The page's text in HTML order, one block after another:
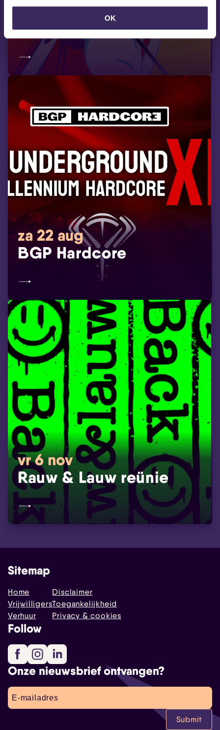
OK
vr 18 sep
80's Verantwoord
za 22 aug
BGP Hardcore
vr 6 nov
Rauw & Lauw reünie
Sitemap
Home
Vrijwilligers
Verhuur
Disclaimer
Toegankelijkheid
Privacy & cookies
Follow
FacebookInstagram
Onze nieuwsbrief ontvangen?